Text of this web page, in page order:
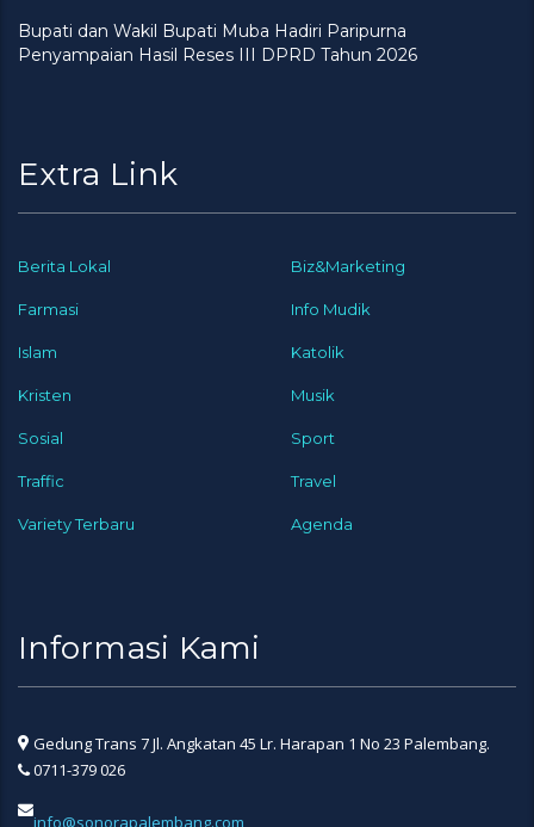
Bupati dan Wakil Bupati Muba Hadiri Paripurna
Penyampaian Hasil Reses III DPRD Tahun 2026
Extra Link
Berita Lokal Biz&Marketing
Farmasi Info Mudik
Islam Katolik
Kristen Musik
Sosial Sport
Traffic Travel
Variety Terbaru Agenda
Informasi Kami
Gedung Trans 7 Jl. Angkatan 45 Lr. Harapan 1 No 23 Palembang.
0711-379 026
info@sonorapalembang.com